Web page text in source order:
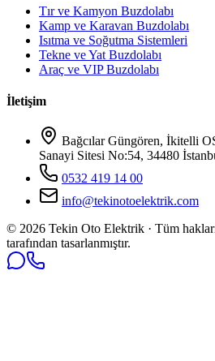
Tır ve Kamyon Buzdolabı
Kamp ve Karavan Buzdolabı
Isıtma ve Soğutma Sistemleri
Tekne ve Yat Buzdolabı
Araç ve VIP Buzdolabı
İletişim
Bağcılar Güngören, İkitelli
Sanayi Sitesi No:54, 34480
0532 419 14 00
info@tekinotoelektrik.com
© 2026 Tekin Oto Elektrik · Tüm hakları
tarafından tasarlanmıştır.